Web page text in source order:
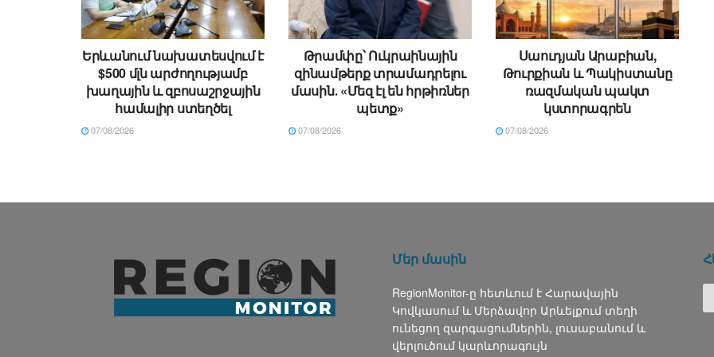
Երևանում նախատեսվում է
$500 մլն արժողությամբ
խաղային և զբոսաշրջային
համալիր ստեղծել
07/08/2026
Թրամփը՝ Ուկրաինային
զինամթերք տրամադրելու
մասին․ «Մեզ էլ են հրթիռներ
պետք»
07/08/2026
Սաուդյան Արաբիան,
Թուրքիան և Պակիստանը
ռազմական պակտ
կստորագրեն
07/08/2026
Մեր մասին
RegionMonitor-ը հետևում է Հարավային
Կովկասում և Մերձավոր Արևելքում տեղի
ունեցող զարգացումներին, լուսաբանում և
վերլուծում կարևորագույն